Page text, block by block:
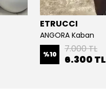
ETRUCCI
ANGORA Kaban
%10 7.000 TL
6.300 TL